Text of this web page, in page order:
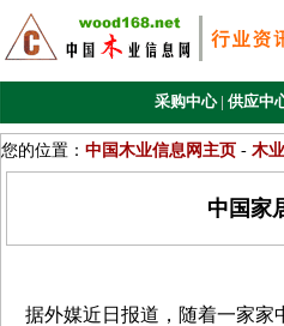
采购中心 | 供应中
您的位置： 中国木业信息网主页 - 木
中国家
据外媒近日报道，随着一家家